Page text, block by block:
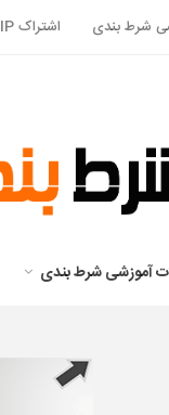
شرط بندی اشتراک VIP
آموزشی شرط بندی